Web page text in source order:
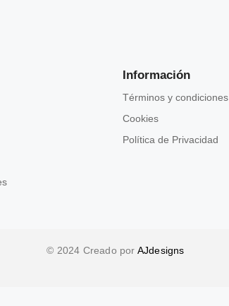
Información
Términos y condiciones
Cookies
Política de Privacidad
© 2024 Creado por AJdesigns